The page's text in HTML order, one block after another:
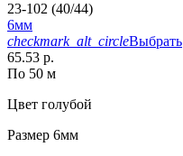
23-102 (40/44)
6мм
checkmark_alt_circleВыбрать
65.53 р.
По 50 м
Цвет голубой
Размер 6мм